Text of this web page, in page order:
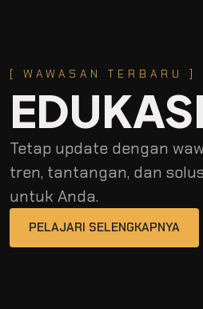
[ WAWASAN TERBARU ]
EDUKASI
Tetap update dengan
tren, tantangan, dan
untuk Anda.
PELAJARI SELENGKAPNYA